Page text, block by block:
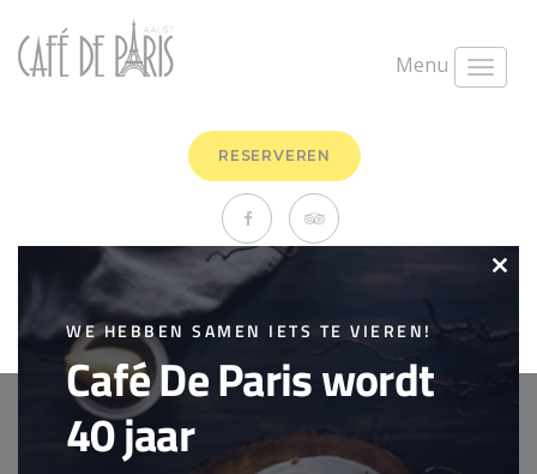
Menu
RESERVEREN
Vers fruitsap citroen
maart 26th, 2018
0 Comments
Drank,Frisdranken & Waters
Copyright © 2018 Cafe de Paris. All Rights Reserved.
webdesign byconversal
WE HEBBEN SAMEN IETS TE VIEREN!
Café De Paris wordt
40 jaar